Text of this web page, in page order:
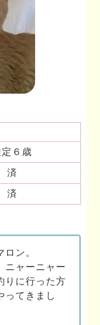
６歳
済
済
ン。
ニャーニャー
りに行った方
ってきまし